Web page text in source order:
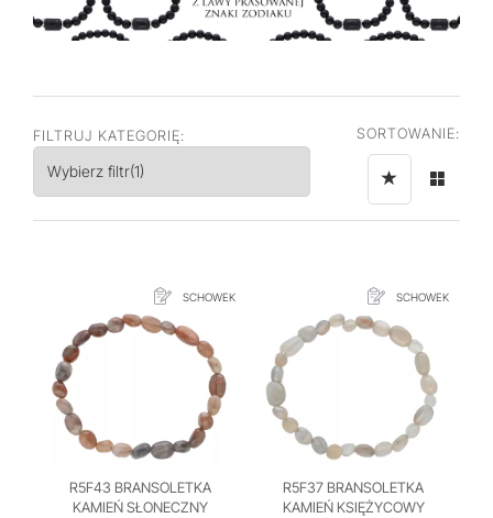
FILTRUJ KATEGORIĘ:
Wybierz filtr(1)
SORTOWANIE:
SCHOWEK
R5F43 BRANSOLETKA
KAMIEŃ SŁONECZNY
SCHOWEK
R5F37 BRANSOLETKA
KAMIEŃ KSIĘŻYCOWY